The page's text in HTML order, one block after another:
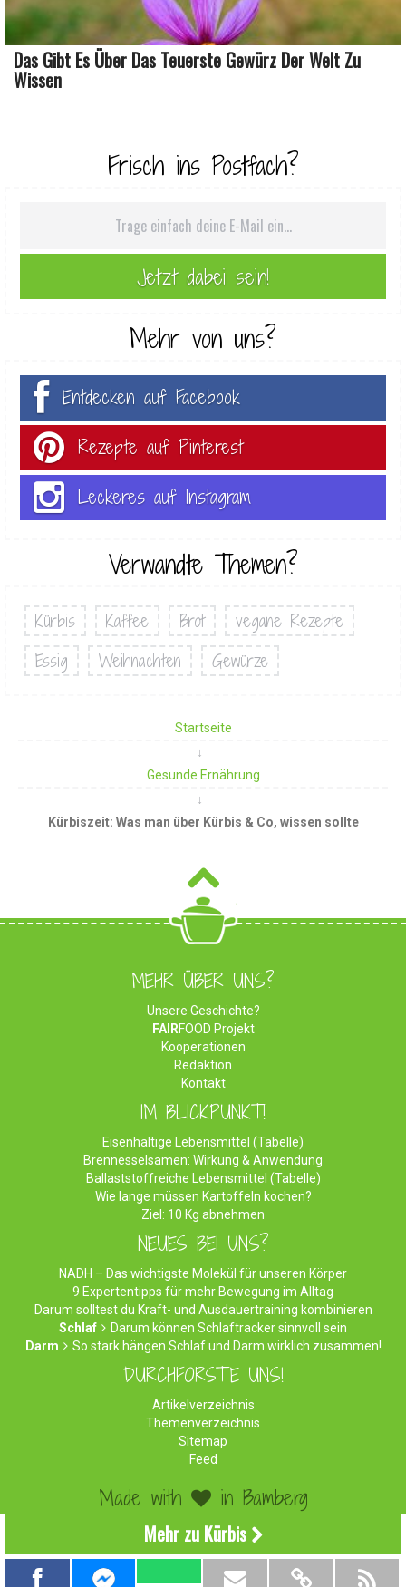
Mehr zu Kürbis
Das Gibt Es Über Das Teuerste Gewürz Der Welt Zu
Wissen
Frisch ins Postfach?
Mehr von uns?
Entdecken auf Facebook
Rezepte auf Pinterest
Leckeres auf Instagram
Verwandte Themen?
Kürbis Kaffee Brot
vegane Rezepte
Essig
Weihnachten Gewürze
Startseite
Gesunde Ernährung
Kürbiszeit: Was man über Kürbis & Co, wissen sollte
MEHR ÜBER UNS?
Unsere Geschichte?
FAIRFOOD Projekt
Kooperationen
Redaktion
Kontakt
IM BLICKPUNKT!
Eisenhaltige Lebensmittel (Tabelle)
Brennesselsamen: Wirkung & Anwendung
Ballaststoffreiche Lebensmittel (Tabelle)
Wie lange müssen Kartoffeln kochen?
Ziel: 10 Kg abnehmen
NEUES BEI UNS?
NADH – Das wichtigste Molekül für unseren Körper
9 Expertentipps für mehr Bewegung im Alltag
Darum solltest du Kraft- und Ausdauertraining kombinieren
Schlaf
Darum können Schlaftracker sinnvoll sein
Darm
So stark hängen Schlaf und Darm wirklich zusammen!
DURCHFORSTE UNS!
Artikelverzeichnis
Themenverzeichnis
Sitemap
Feed
Made with in Bamberg
©2026 WirEssenGesund.de - Gesunde Ernährung & leckere
Rezepte!
Impressum
Datenschutz Werben